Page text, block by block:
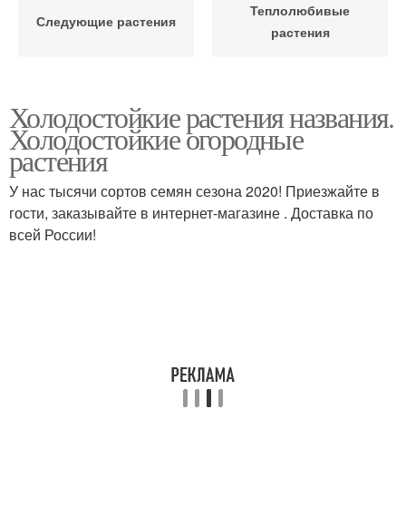
Следующие растения
Теплолюбивые
растения
Холодостойкие растения названия.
Холодостойкие огородные
растения
У нас тысячи сортов семян сезона 2020! Приезжайте в
гости, заказывайте в интернет-магазине . Доставка по
всей России!